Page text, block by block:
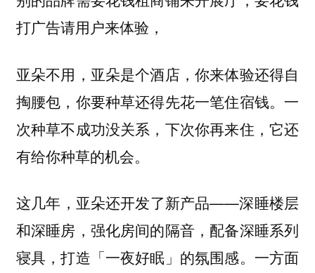
打广告请用户来体验，
亚朵不用，亚朵是个酒店，你来体验还得自
掏腰包，你要种草还得先花一笔住宿钱。一
次种草不成功没关系，下次你再来住，它还
有给你种草的机会。
这几年，亚朵还开发了新产品——深睡楼层
和深睡房，强化房间的隔音，配备深睡系列
寝具，打造「一夜好眠」的氛围感。一方面